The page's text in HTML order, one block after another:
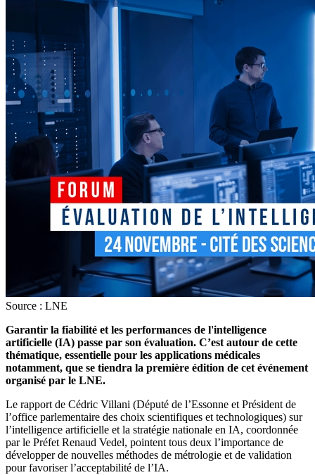
Source : LNE
Garantir la fiabilité et les performances de l'intelligence
artificielle (IA) passe par son évaluation. C’est autour de cette
thématique, essentielle pour les applications médicales
notamment, que se tiendra la première édition de cet événement
organisé par le LNE.
Le rapport de Cédric Villani (Député de l’Essonne et Président de
l’office parlementaire des choix scientifiques et technologiques) sur
l’intelligence artificielle et la stratégie nationale en IA, coordonnée
par le Préfet Renaud Vedel, pointent tous deux l’importance de
développer de nouvelles méthodes de métrologie et de validation
pour favoriser l’acceptabilité de l’IA.